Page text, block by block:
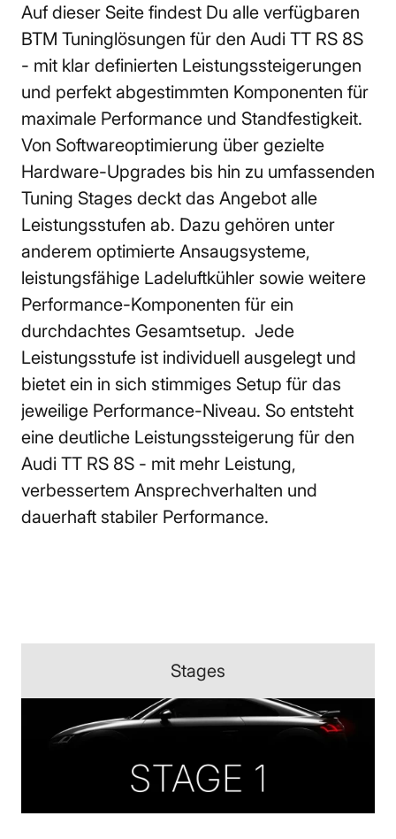
Auf dieser Seite findest Du alle verfügbaren
BTM Tuninglösungen für den Audi TT RS 8S
- mit klar definierten Leistungssteigerungen
und perfekt abgestimmten Komponenten für
maximale Performance und Standfestigkeit.
Von Softwareoptimierung über gezielte
Hardware-Upgrades bis hin zu umfassenden
Tuning Stages deckt das Angebot alle
Leistungsstufen ab. Dazu gehören unter
anderem optimierte Ansaugsysteme,
leistungsfähige Ladeluftkühler sowie weitere
Performance-Komponenten für ein
durchdachtes Gesamtsetup.  Jede
Leistungsstufe ist individuell ausgelegt und
bietet ein in sich stimmiges Setup für das
jeweilige Performance-Niveau. So entsteht
eine deutliche Leistungssteigerung für den
Audi TT RS 8S - mit mehr Leistung,
verbessertem Ansprechverhalten und
dauerhaft stabiler Performance.
Stages